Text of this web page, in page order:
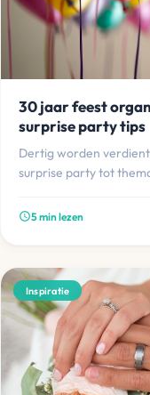
30 jaar feest
surprise party tips
Dertig worden
surprise party tot
schedule5 min lezen
Inspiratie